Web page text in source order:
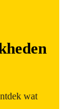
wat